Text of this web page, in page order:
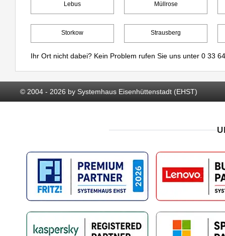
Lebus Müllrose
Storkow Strausberg
Ihr Ort nicht dabei? Kein Problem rufen Sie uns unter 0 33
© 2004 - 2026 by Systemhaus Eisenhüttenstadt (EHST)